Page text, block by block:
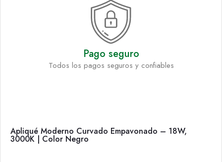
Pago seguro
Todos los pagos seguros y confiables
Apliqué Moderno Curvado Empavonado – 18W,
3000K | Color Negro